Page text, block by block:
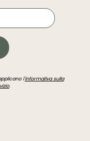
l'informativa sulla
.